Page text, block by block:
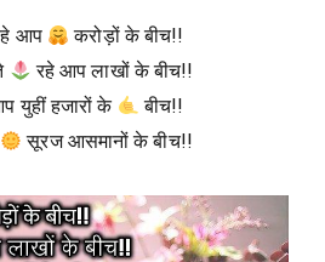
आप
करोड़ों के बीच!!
रहे आप लाखों के बीच!!
युहीं हजारों के
बीच!!
सूरज आसमानों के बीच!!